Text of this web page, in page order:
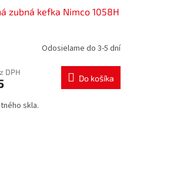
zubná kefka Nimco 1058H
Odosielame do 3-5 dní
DPH
Do košíka
skla.